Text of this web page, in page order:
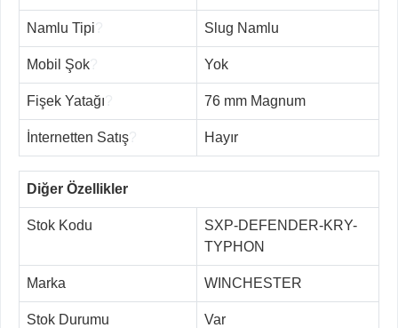
Namlu Tipi Slug Namlu
Mobil Şok Yok
Fişek Yatağı 76 mm Magnum
İnternetten Satış Hayır
Diğer Özellikler
Stok Kodu
SXP-DEFENDER-KRY-
TYPHON
Marka WINCHESTER
Stok Durumu Var